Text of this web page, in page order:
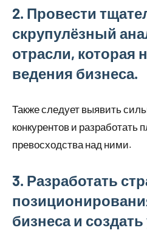
2. Провести
скрупулёзный
отрасли, которая
ведения бизнеса.
Также следует выявить
конкурентов и разработать
превосходства над ними.
3. Разработать
бизнеса и